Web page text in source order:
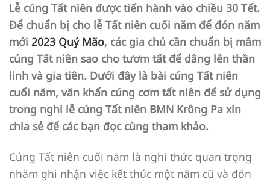
Lễ cúng Tất niên được tiến hành vào chiều 30 Tết.
Để chuẩn bị cho lễ Tất niên cuối năm để đón năm
mới 2023 Quý Mão, các gia chủ cần chuẩn bị mâm
cúng Tất niên sao cho tươm tất để dâng lên thần
linh và gia tiên. Dưới đây là bài cúng Tất niên
cuối năm, văn khấn cúng cơm tất niên để sử dụng
trong nghi lễ cúng Tất niên BMN Krông Pa xin
chia sẻ để các bạn đọc cùng tham khảo.
Cúng Tất niên cuối năm là nghi thức quan trọng
nhằm ghi nhận việc kết thúc một năm cũ và đón